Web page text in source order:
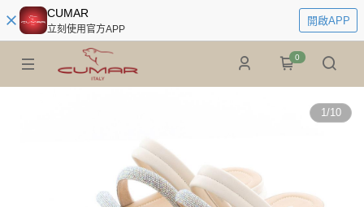
CUMAR
立刻使用官方APP
開啟APP
0
1/10